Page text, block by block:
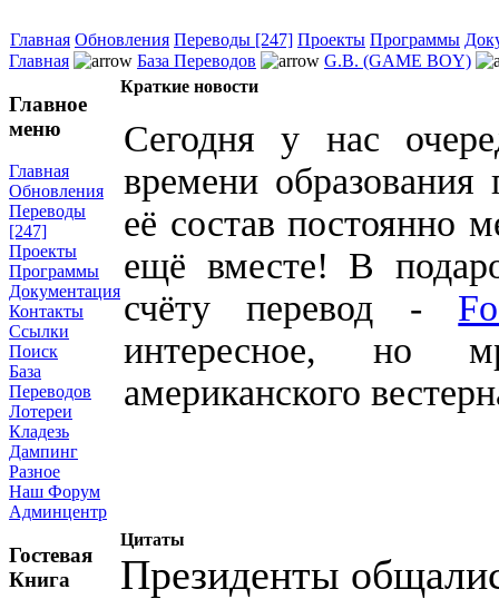
Главная Обновления Переводы [247] Проекты Программы
Главная
База Переводов G.B. (GAME BOY)
Главное
меню
Главная
Обновления
Переводы
[247]
Проекты
Программы
Документация
Контакты
Ссылки
Поиск
База
Переводов
Лотереи
Кладезь
Дампинг
Разное
Наш Форум
Админцентр
Гостевая
Книга
Краткие новости
Сегодня у нас
времени
её состав постоянно
ещё вместе! В
счёту перевод -
интересное, но
американского
Цитаты
Президенты